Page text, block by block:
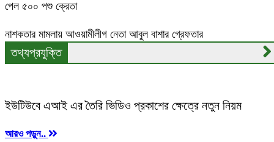
পেল ৫০০ পশু ক্রেতা
নাশকতার মামলায় আওয়ামীলীগ নেতা আবুল বাশার গ্রেফতার
তথ্যপ্রযুক্তি
ইউটিউবে এআই এর তৈরি ভিডিও প্রকাশের ক্ষেত্রে নতুন নিয়ম
আরও পড়ুন..